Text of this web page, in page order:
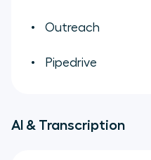
Outreach
Pipedrive
AI & Transcription